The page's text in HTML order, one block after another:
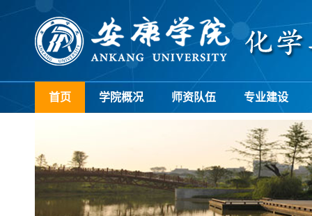
首页 学院概况 师资队伍 专业建设